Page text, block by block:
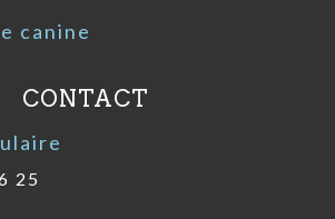
canine
CONTACT
25